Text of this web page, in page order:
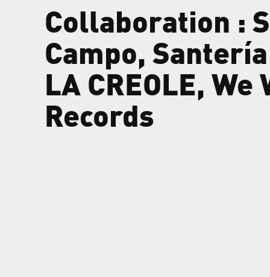
Collaboration :
Campo,
LA CREOLE,
Records